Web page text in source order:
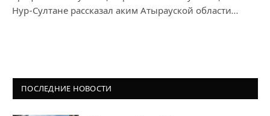
Нур-Султане рассказал аким Атырауской области…
ПОСЛЕДНИЕ НОВОСТИ